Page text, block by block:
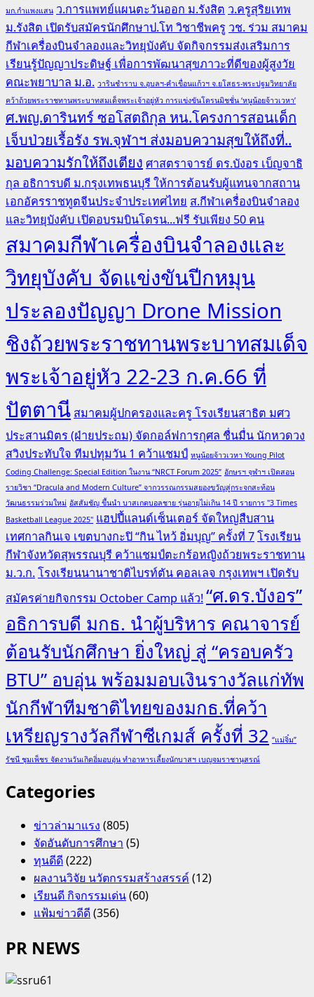
มก.กำแพงแสน ว.การแพทย์แผนตะวันออก ม.รังสิต ว.ครูสุริยเทพ
ม.รังสิต เปิดรับสมัครนักศึกษาป.โท วิชาชีพครู วช. ร่วม สมาคม
กีฬาเครื่องบินจำลองและวิทยุบังคับ จัดกิจกรรมส่งเสริมการ
เรียนรู้ปัญญาประดิษฐ์ เพื่อการพัฒนาสุขภาวะที่ดีของผู้สูงวัย
คณะพยาบาล ม.อ. วารินชำราบ จ.อุบลฯ-คำเขื่อนแก้วฯ จ.ยโสธร-พระปฐมวิทยาลัย
คว้าถ้วยพระราชทานพระบาทสมเด็จพระเจ้าอยู่หัว การแข่งขันโดรนมิชชั่น ‘หนูน้อยจ้าวเวหา’
ศ.พญ.ดารินทร์ ซอโสตถิกุล หน.โครงการสอนเด็ก
เจ็บป่วยเรื้อรัง รพ.จุฬาฯ ส่งมอบความสุขให้ถึงที่..
มอบความรักให้ถึงเตียง ศาสตราจารย์ ดร.บังอร เบ็ญจาธิ
กุล อธิการบดี ม.กรุงเทพธนบุรี ให้การต้อนรับผู้แทนจากสถาน
เอกอัครราชทูตจีนประจำประเทศไทย ส.กีฬาเครื่องบินจำลอง
และวิทยุบังคับ เปิดอบรมบินโดรน...ฟรี รับเพียง 50 คน
สมาคมกีฬาเครื่องบินจำลองและ
วิทยุบังคับ จัดแข่งขันปีกหมุน
ประลองปัญญา Drone Mission
ชิงถ้วยพระราชทานพระบาทสมเด็จ
พระเจ้าอยู่หัว 22-23 ก.ค.66 ที่
ปัตตานี สมาคมผู้ปกครองและครู โรงเรียนสาธิต มศว
ประสานมิตร (ฝ่ายประถม) จัดกอล์ฟการกุศล ชื่นมื่น นักหวดวง
สวิงประทับใจ ทีมปทุมวัน 1 คว้าแชมป์ หนูน้อยจ้าวเวหา Young Pilot
Coding Challenge: Special Edition ในงาน “NRCT Forum 2025” อักษรฯ จุฬาฯ เปิดสอน
รายวิชา “Dracula and Modern Culture” จากวรรณกรรมสยองขวัญสู่กระจกสะท้อน
วัฒนธรรมร่วมใหม่ อัสสัมชัญ ขึ้นนำ บาสเกตบอลชาย รุ่นอายุไม่เกิน 14 ปี รายการ "3 Times
Basketball League 2025" แฮปปี้แลนด์เซ็นเตอร์ จัดใหญ่สืบสาน
เทศกาลกินเจ เขตบางกะปิ “กิน ไหว้ อิ่มบุญ” ครั้งที่ 7โรงเรียน
กีฬาจังหวัดสุพรรณบุรี คว้าแชมป์ตะกร้อหญิงถ้วยพระราชทาน
ม.ว.ก.โรงเรียนนานาชาติไบรท์ตัน คอลเลจ กรุงเทพฯ เปิดรับ
สมัครค่ายกิจกรรม October Camp แล้ว!“ศ.ดร.บังอร”
อธิการบดี มกธ. นำผู้บริหาร คณาจารย์
ต้อนรับนักศึกษา ยิ่งใหญ่ สู่ “ครอบครัว
BTU” อบอุ่น พร้อมมอบเงินรางวัลแก่ทัพ
นักกีฬาทีมชาติไทยของมกธ.ที่คว้า
เหรียญรางวัลกีฬาซีเกมส์ ครั้งที่ 32 “แม่จิ๋ม”
รัชนี ชุมเพ็ชร จัดงานวันเกิดอิ่มอบอุ่น ทำอาหารเลี้ยงนักบาสฯ เบญจมราชานุสรณ์
Categories
ข่าวล่ามาแรง (805)
จัดอันดับการศึกษา (5)
ทุนดีดี(222)
ผลงานวิจัย นวัตกรรมสร้างสรรค์(12)
เรียนดี กิจกรรมเด่น(60)
แฟ้มข่าวดีดี(356)
PR NEWS